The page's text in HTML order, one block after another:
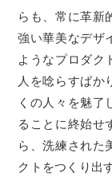
らも、常に革新
強い華美なデザ
ようなプロダク
人を唸らすばか
くの人々を魅了
ることに終始せ
ら、洗練された
クトをつくり出